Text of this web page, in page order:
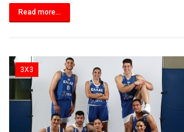
Read more...
3X3